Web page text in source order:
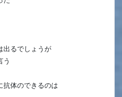
出るでしょうが
う
抗体のできるのは